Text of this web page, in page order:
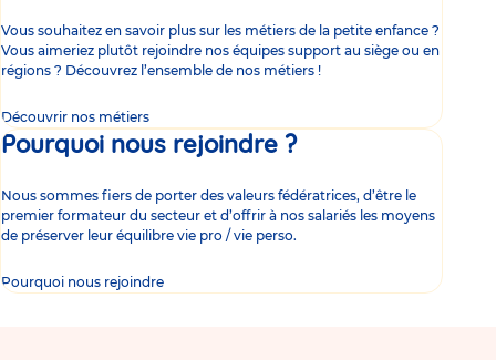
Vous souhaitez en savoir plus sur les métiers de la petite enfance ?
Vous aimeriez plutôt rejoindre nos équipes support au siège ou en
régions ? Découvrez l’ensemble de nos métiers !
Découvrir nos métiers
Pourquoi nous rejoindre ?
Nous sommes fiers de porter des valeurs fédératrices, d’être le
premier formateur du secteur et d’offrir à nos salariés les moyens
de préserver leur équilibre vie pro / vie perso.
Pourquoi nous rejoindre